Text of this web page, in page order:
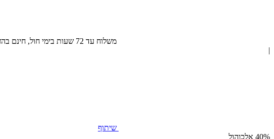
משלוח עד 72 שעות בימי חול, חינם בהזמנה מעל 300 ₪
שיתוף
40% אלכוהול